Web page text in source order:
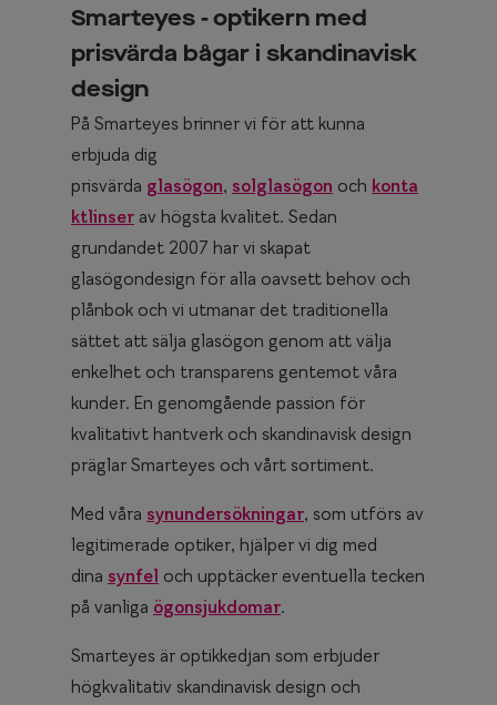
Smarteyes - optikern med
prisvärda bågar i skandinavisk
design
På Smarteyes brinner vi för att kunna
erbjuda dig
prisvärda glasögon, solglasögon och konta
ktlinser av högsta kvalitet. Sedan
grundandet 2007 har vi skapat
glasögondesign för alla oavsett behov och
plånbok och vi utmanar det traditionella
sättet att sälja glasögon genom att välja
enkelhet och transparens gentemot våra
kunder. En genomgående passion för
kvalitativt hantverk och skandinavisk design
präglar Smarteyes och vårt sortiment.
Med våra synundersökningar, som utförs av
legitimerade optiker, hjälper vi dig med
dina synfel och upptäcker eventuella tecken
på vanliga ögonsjukdomar.
Smarteyes är optikkedjan som erbjuder
högkvalitativ skandinavisk design och